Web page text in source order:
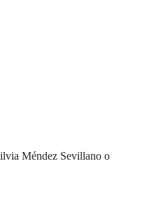
Méndez Sevillano o